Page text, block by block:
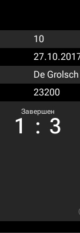
10
De
23200
Завершен
1 : 3
(